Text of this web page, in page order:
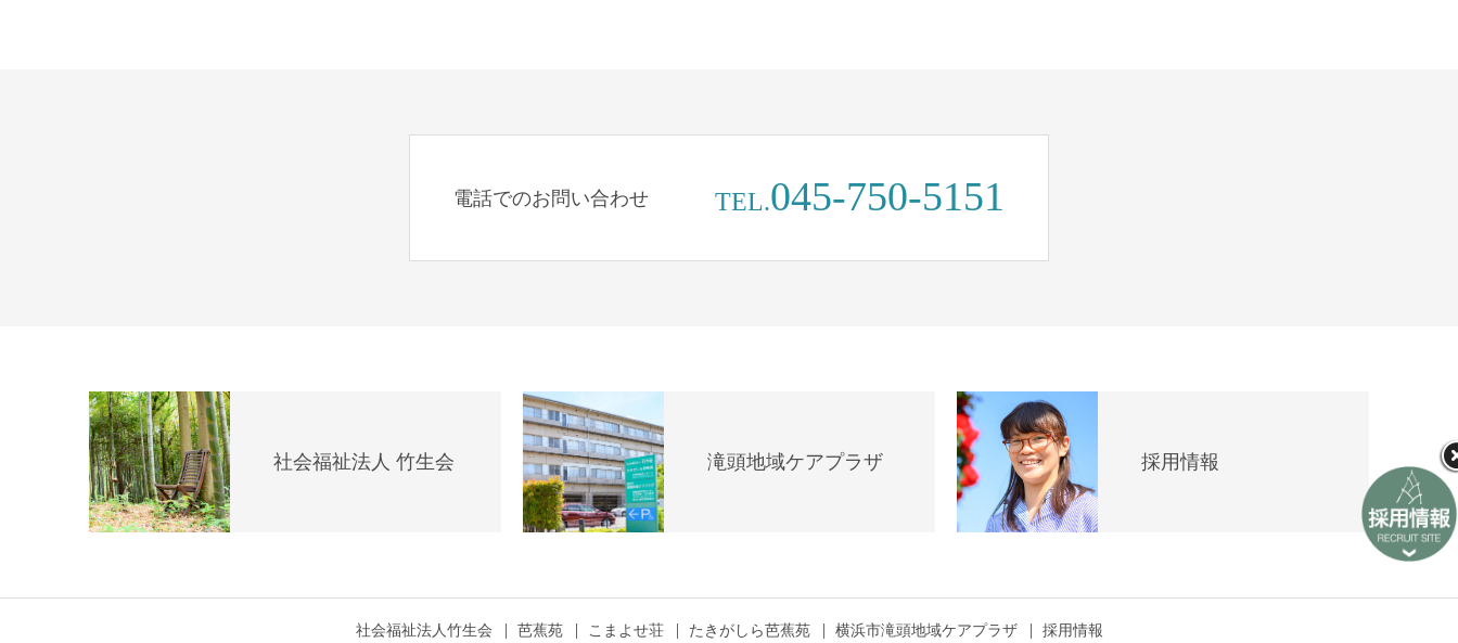
電話でのお問い合わせ TEL.045-750-5151
社会福祉法人 竹生会 滝頭地域ケアプラザ 採用情報
社会福祉法人竹生会 芭蕉苑 こまよせ荘 たきがしら芭蕉苑 横浜市滝頭地域ケアプラザ 採用情報